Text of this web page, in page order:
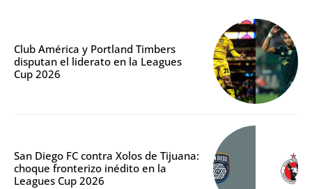
Club América y Portland Timbers
disputan el liderato en la Leagues
Cup 2026
San Diego FC contra Xolos de Tijuana:
choque fronterizo inédito en la
Leagues Cup 2026